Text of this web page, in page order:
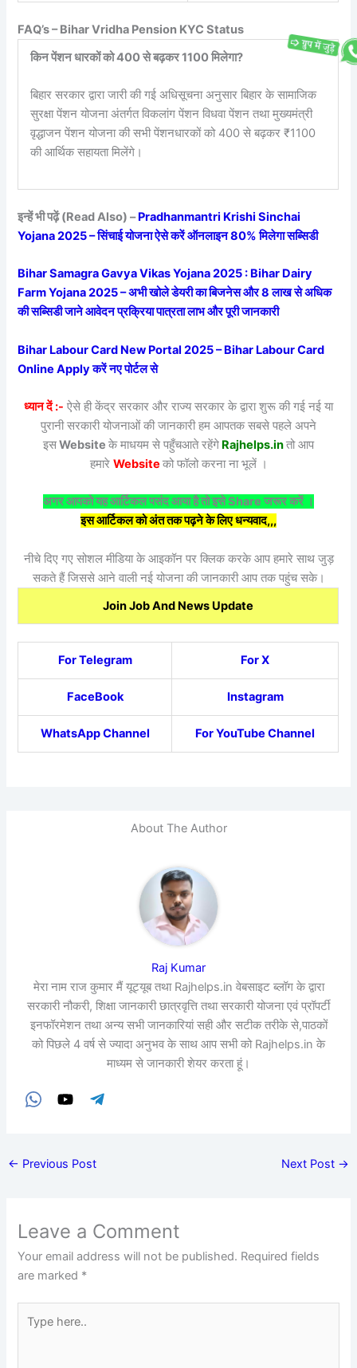
FAQ’s – Bihar Vridha Pension KYC Status
किन पेंशन धारकों को 400 से बढ़कर 1100 मिलेगा?
बिहार सरकार द्वारा जारी की गई अधिसूचना अनुसार बिहार के सामाजिक
सुरक्षा पेंशन योजना अंतर्गत विकलांग पेंशन विधवा पेंशन तथा मुख्यमंत्री
वृद्धाजन पेंशन योजना की सभी पेंशनधारकों को 400 से बढ़कर ₹1100
की आर्थिक सहायता मिलेंगे।
इन्हें भी पढ़ें (Read Also) –Pradhanmantri Krishi Sinchai
Yojana 2025 – सिंचाई योजना ऐसे करें ऑनलाइन 80% मिलेगा सब्सिडी
Bihar Samagra Gavya Vikas Yojana 2025 : Bihar Dairy
Farm Yojana 2025 – अभी खोले डेयरी का बिजनेस और 8 लाख से अधिक
की सब्सिडी जाने आवेदन प्रक्रिया पात्रता लाभ और पूरी जानकारी
Bihar Labour Card New Portal 2025 – Bihar Labour Card
Online Apply करें नए पोर्टल से
ध्यान दें :- ऐसे ही केंद्र सरकार और राज्य सरकार के द्वारा शुरू की गई नई या
पुरानी सरकारी योजनाओं की जानकारी हम आपतक सबसे पहले अपने
इसWebsite के माधयम से पहुँचआते रहेंगे Rajhelps.inतो आप
हमारे Website को फॉलो करना ना भूलें ।
अगर आपको यह आर्टिकल पसंद आया है तो इसे Share जरूर करें ।
इस आर्टिकल को अंत तक पढ़ने के लिए धन्यवाद,,,
नीचे दिए गए सोशल मीडिया के आइकॉन पर क्लिक करके आप हमारे साथ जुड़
सकते हैं जिससे आने वाली नई योजना की जानकारी आप तक पहुंच सके।
Join Job And News Update
For Telegram For X
FaceBook Instagram
WhatsApp Channel For YouTube Channel
About The Author
Raj Kumar
मेरा नाम राज कुमार मैं यूट्यूब तथा Rajhelps.in वेबसाइट ब्लॉग के द्वारा
सरकारी नौकरी, शिक्षा जानकारी छात्रवृत्ति तथा सरकारी योजना एवं प्रॉपर्टी
इनफॉरमेशन तथा अन्य सभी जानकारियां सही और सटीक तरीके से,पाठकों
को पिछले 4 वर्ष से ज्यादा अनुभव के साथ आप सभी को Rajhelps.in के
माध्यम से जानकारी शेयर करता हूं।
← Previous Post Next Post →
Leave a Comment
Your email address will not be published. Required fields
are marked *
here..